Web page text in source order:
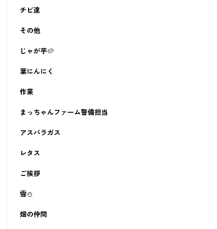
チビ達
その他
じゃが芋🥔
葉にんにく
作業
まっちゃんファーム警備担当
アスパラガス
レタス
ご挨拶
雪⛄
畑の仲間